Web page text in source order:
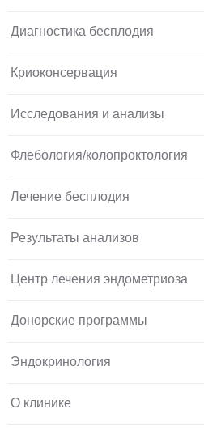
Диагностика бесплодия
Криоконсервация
Исследования и анализы
Флебология/колопроктология
Лечение бесплодия
Результаты анализов
Центр лечения эндометриоза
Донорские программы
Эндокринология
О клинике